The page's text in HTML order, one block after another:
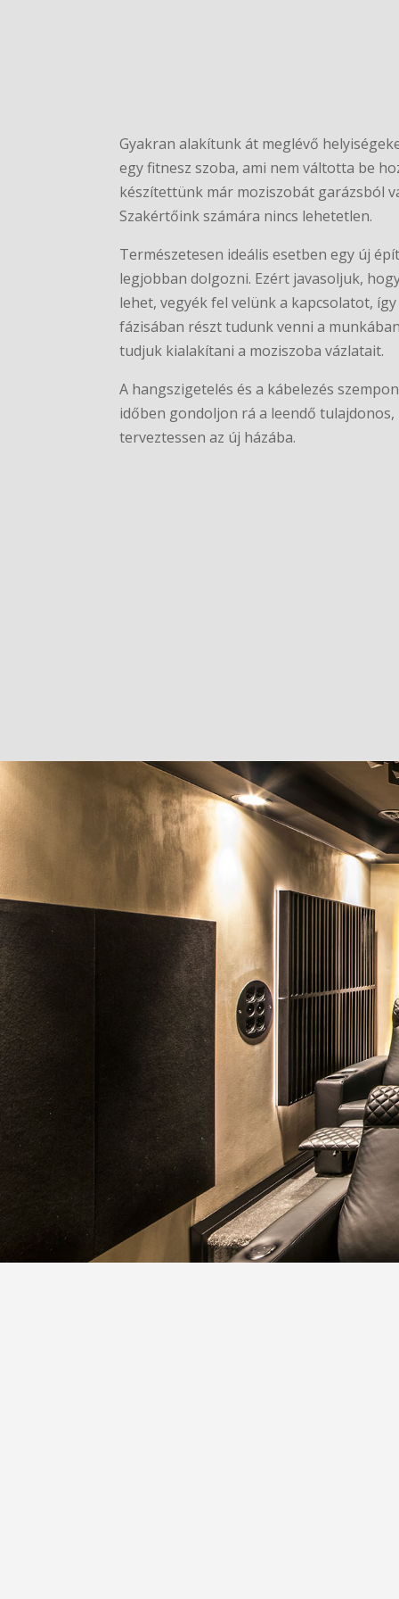
Gyakran alakítunk át meglévő
egy fitnesz szoba, ami nem váltotta be
készítettünk már moziszobát garázsból
Szakértőink számára nincs lehetetlen.
Természetesen ideális esetben egy új
legjobban dolgozni. Ezért javasoljuk,
lehet, vegyék fel velünk a kapcsolatot,
fázisában részt tudunk venni a
tudjuk kialakítani a moziszoba vázlatait.
A hangszigetelés és a kábelezés
időben gondoljon rá a leendő
terveztessen az új házába.
Tapasztalataink szerint egy 20-30
minimum 2.5 méteres
ideálisnak mondható. Kérdés, hogy
használni a szobát, foteleket,
helyeznének be. Nem baj, ha nem
szoba, és az sem, ha sorházban
szomszédok miatt. Minden
NÉZZE MEG NÉHÁNY KORÁBBI